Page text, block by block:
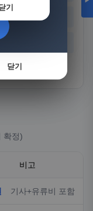
충남
확정)
비고
기사+유류비 포함
기
닫기
닫기